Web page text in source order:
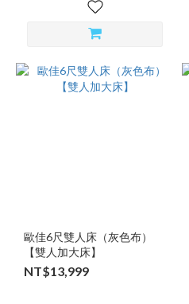
歐佳6尺雙人床（灰色布）
【雙人加大床】
NT$13,999